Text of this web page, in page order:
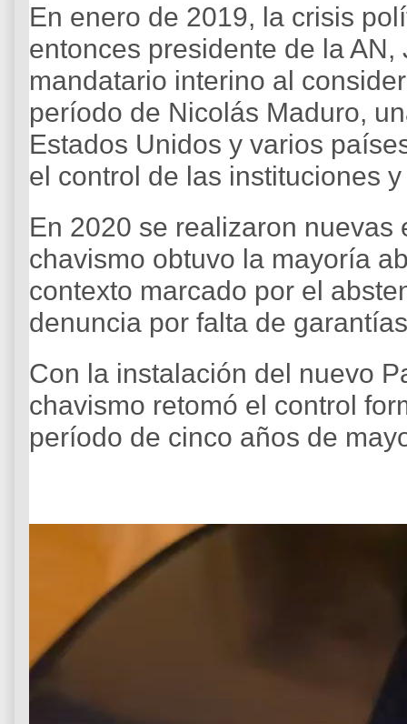
En enero de 2019, la crisis
entonces presidente de la
mandatario interino al
período de Nicolás Maduro,
Estados Unidos y varios
el control de las instituciones
En 2020 se realizaron
chavismo obtuvo la mayoría
contexto marcado por el
denuncia por falta de
Con la instalación del nuevo
chavismo retomó el control
período de cinco años de
o
r